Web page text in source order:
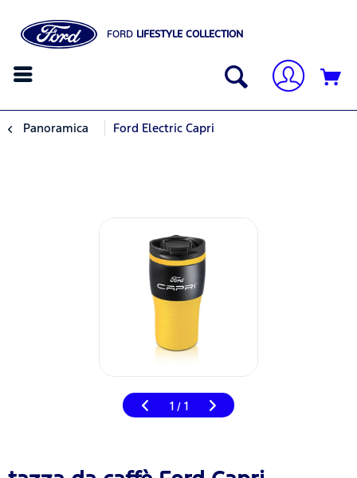
FORD LIFESTYLE COLLECTION
Panoramica Ford Electric Capri
1 / 1